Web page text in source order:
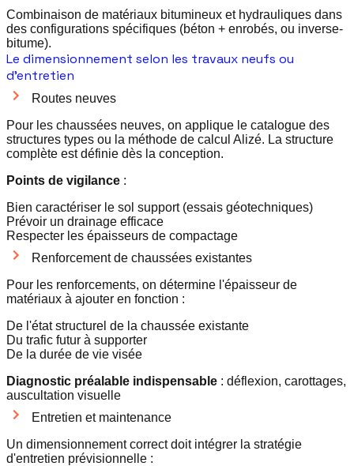
Combinaison de matériaux bitumineux et hydrauliques dans
des configurations spécifiques (béton + enrobés, ou inverse-
bitume).
Le dimensionnement selon les travaux neufs ou
d'entretien
Routes neuves
Pour les chaussées neuves, on applique le catalogue des
structures types ou la méthode de calcul Alizé. La structure
complète est définie dès la conception.
Points de vigilance :
Bien caractériser le sol support (essais géotechniques)
Prévoir un drainage efficace
Respecter les épaisseurs de compactage
Renforcement de chaussées existantes
Pour les renforcements, on détermine l'épaisseur de
matériaux à ajouter en fonction :
De l'état structurel de la chaussée existante
Du trafic futur à supporter
De la durée de vie visée
Diagnostic préalable indispensable : déflexion, carottages,
auscultation visuelle
Entretien et maintenance
Un dimensionnement correct doit intégrer la stratégie
d'entretien prévisionnelle :